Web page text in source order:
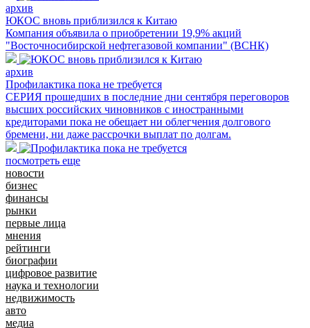
архив
ЮКОС вновь приблизился к Китаю
Компания объявила о приобретении 19,9% акций
"Восточносибирской нефтегазовой компании" (ВСНК)
архив
Профилактика пока не требуется
СЕРИЯ прошедших в последние дни сентября переговоров
высших российских чиновников с иностранными
кредиторами пока не обещает ни облегчения долгового
бремени, ни даже рассрочки выплат по долгам.
посмотреть еще
новости
бизнес
финансы
рынки
первые лица
мнения
рейтинги
биографии
цифровое развитие
наука и технологии
недвижимость
авто
медиа